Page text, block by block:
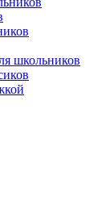
школьников